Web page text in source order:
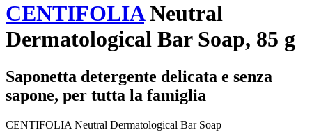
CENTIFOLIANeutral
Dermatological Bar Soap, 85 g
Saponetta detergente delicata e senza
sapone, per tutta la famiglia
CENTIFOLIA Neutral Dermatological Bar Soap